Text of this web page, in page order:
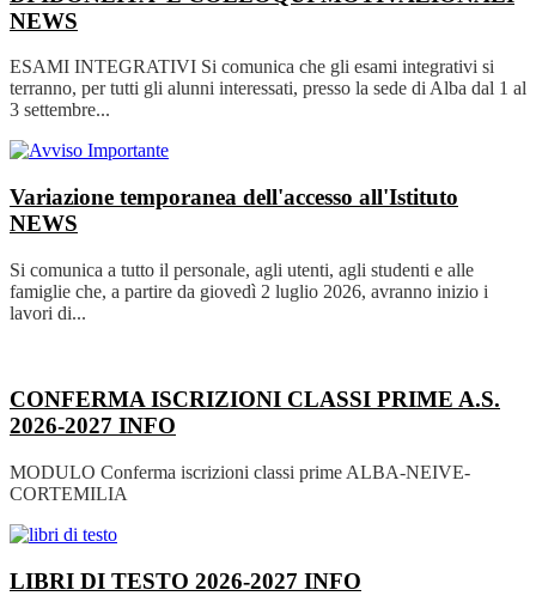
NEWS
ESAMI INTEGRATIVI Si comunica che gli esami integrativi si
terranno, per tutti gli alunni interessati, presso la sede di Alba dal 1 al
3 settembre...
Variazione temporanea dell'accesso all'Istituto
NEWS
Si comunica a tutto il personale, agli utenti, agli studenti e alle
famiglie che, a partire da giovedì 2 luglio 2026, avranno inizio i
lavori di...
CONFERMA ISCRIZIONI CLASSI PRIME A.S.
2026-2027 INFO
MODULO Conferma iscrizioni classi prime ALBA-NEIVE-
CORTEMILIA
LIBRI DI TESTO 2026-2027 INFO